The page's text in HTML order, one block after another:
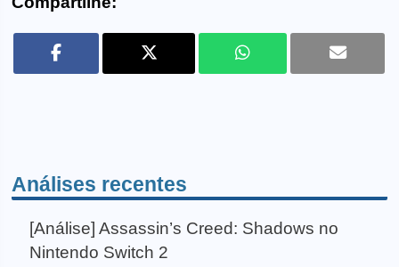
Análises recentes
[Análise] Assassin’s Creed: Shadows no
Nintendo Switch 2